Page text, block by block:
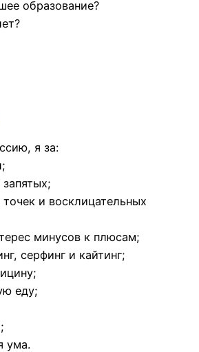
образование?
я за:
и восклицательных
минусов к плюсам;
серфинг и кайтинг;
еду;
ума.